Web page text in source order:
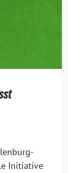
Initiative